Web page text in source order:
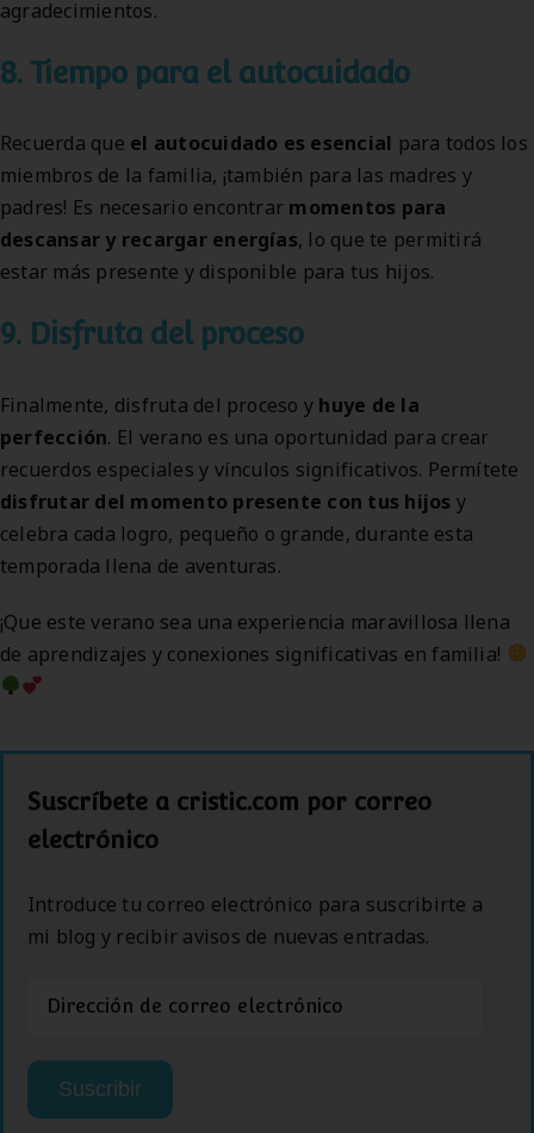
agradecimientos.
8. Tiempo para el autocuidado
Recuerda que el autocuidado es esencial para todos los
miembros de la familia, ¡también para las madres y
padres! Es necesario encontrar momentos para
descansar y recargar energías, lo que te permitirá
estar más presente y disponible para tus hijos.
9. Disfruta del proceso
Finalmente, disfruta del proceso y huye de la
perfección. El verano es una oportunidad para crear
recuerdos especiales y vínculos significativos. Permítete
disfrutar del momento presente con tus hijos y
celebra cada logro, pequeño o grande, durante esta
temporada llena de aventuras.
¡Que este verano sea una experiencia maravillosa llena
de aprendizajes y conexiones significativas en familia!
Suscríbete a cristic.com por correo
electrónico
Introduce tu correo electrónico para suscribirte a
mi blog y recibir avisos de nuevas entradas.
Dirección
correo
electrónico
Suscribir